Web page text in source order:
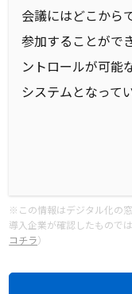
会議にはどこから
参加することがで
ントロールが可能
システムとなって
※この情報はデジタル化の
導入企業が確認したもので
コチラ）